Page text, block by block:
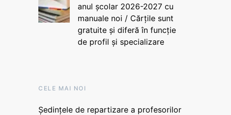
anul școlar 2026-2027 cu
manuale noi / Cărțile sunt
gratuite și diferă în funcție
de profil și specializare
CELE MAI NOI
Ședințele de repartizare a profesorilor